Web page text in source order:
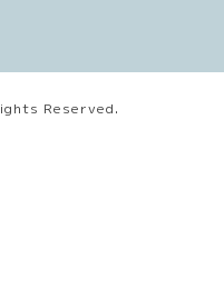
Reserved.